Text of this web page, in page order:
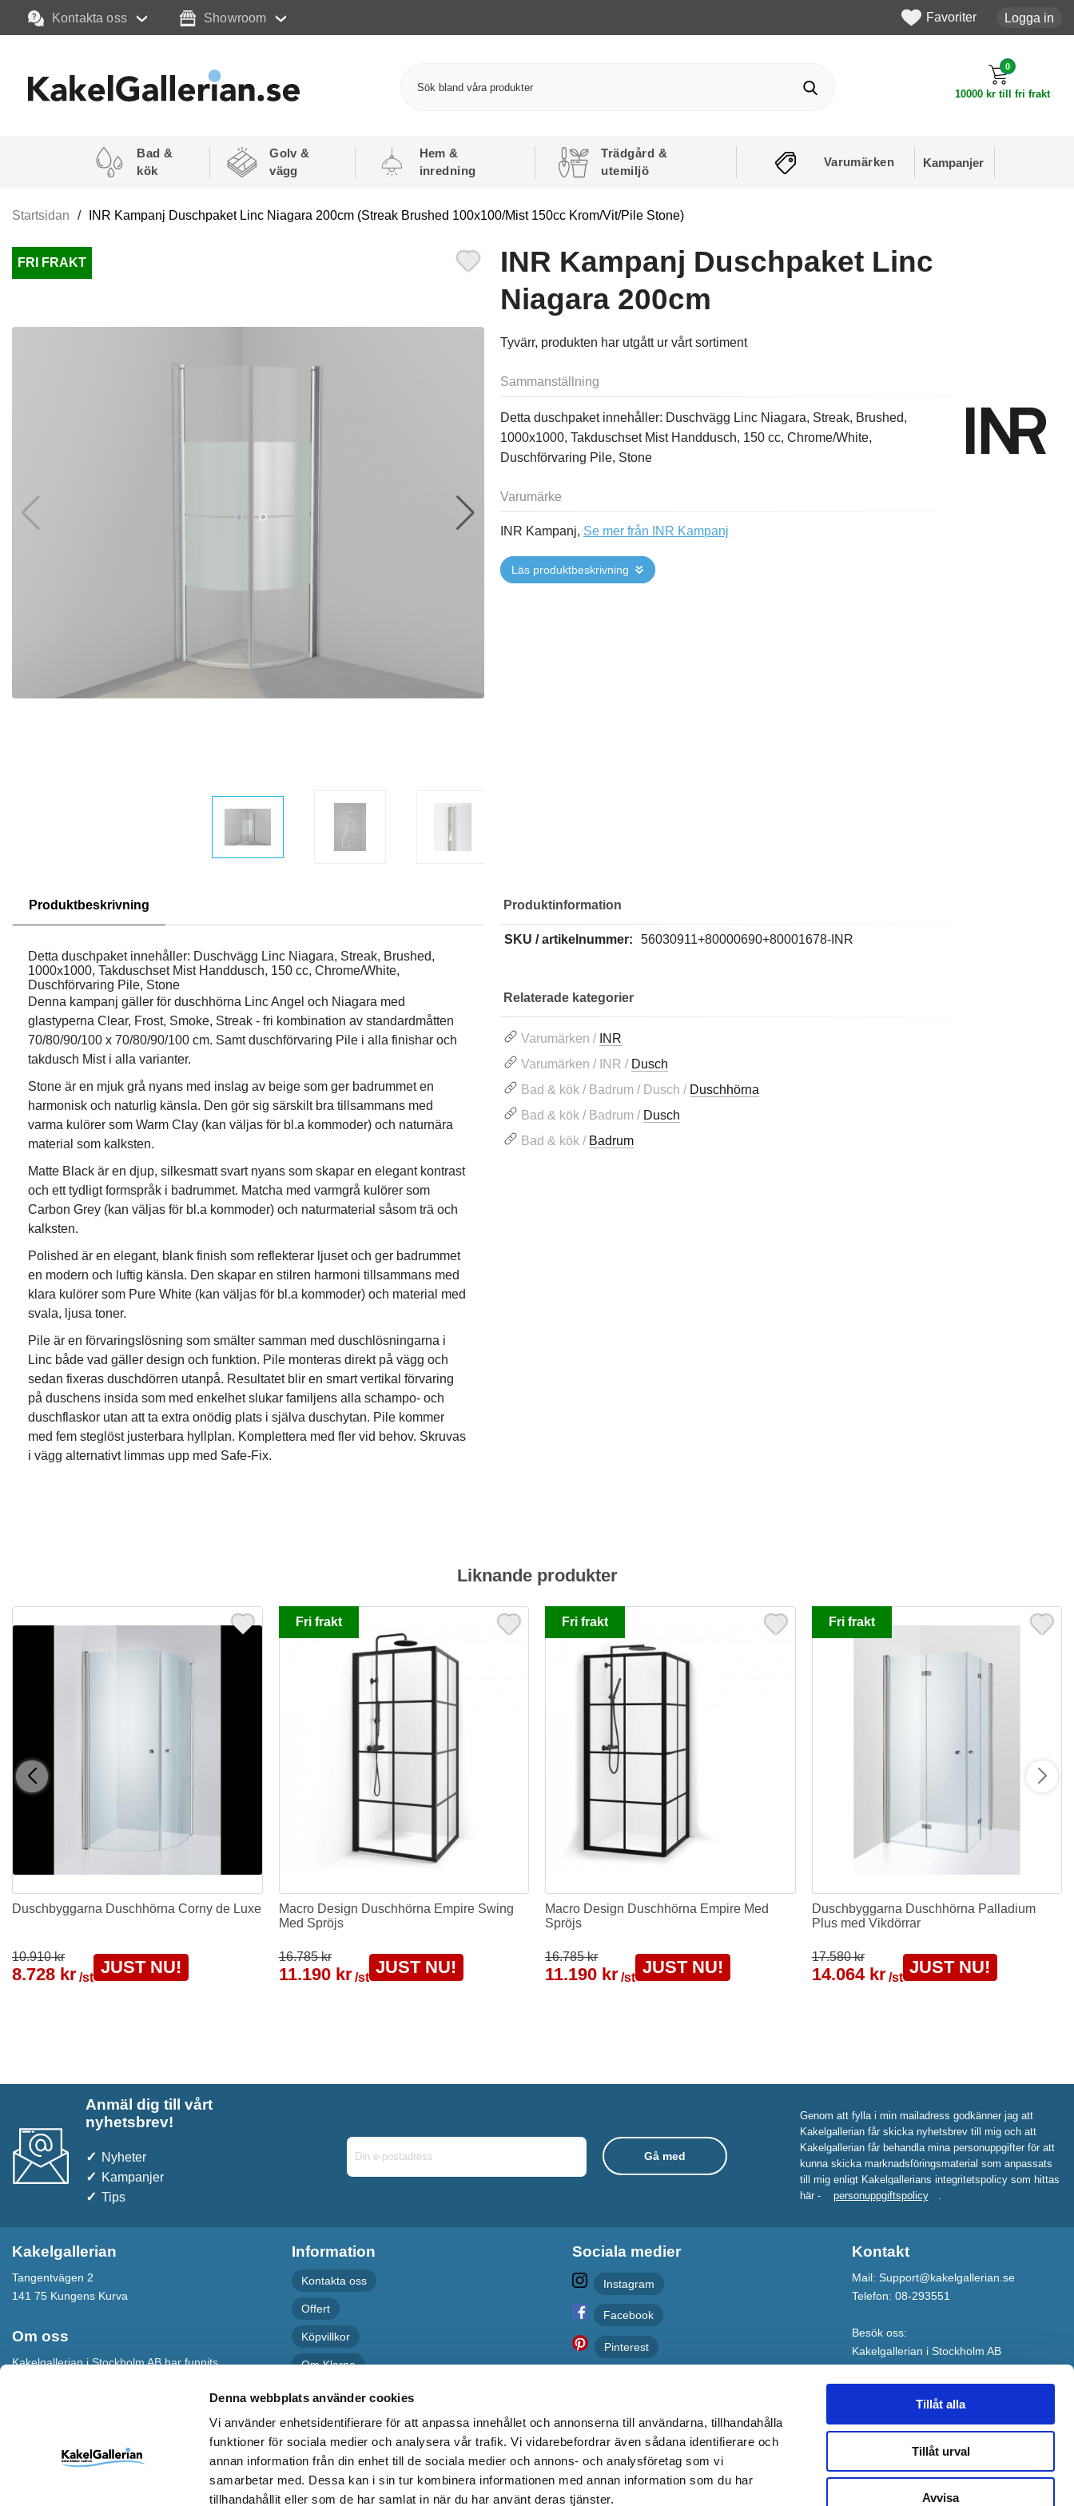
Denna webbplats använder cookies
Vi använder enhetsidentifierare för att anpassa innehållet och annonserna till användarna, tillhandahålla
funktioner för sociala medier och analysera vår trafik. Vi vidarebefordrar även sådana identifierare och
annan information från din enhet till de sociala medier och annons- och analysföretag som vi
samarbetar med. Dessa kan i sin tur kombinera informationen med annan information som du har
tillhandahållit eller som de har samlat in när du har använt deras tjänster.
Tillåt alla
Tillåt urval
Avvisa
Kontakta oss Showroom Favoriter Logga in
0
10000 kr till fri frakt
Bad &
kök
Golv &
vägg
Hem &
inredning
Trädgård &
utemiljö
Varumärken Kampanjer
Startsidan INR Kampanj Duschpaket Linc Niagara 200cm (Streak Brushed 100x100/Mist 150cc Krom/Vit/Pile Stone)
FRI FRAKT
INR Kampanj Duschpaket Linc
Niagara 200cm
Tyvärr, produkten har utgått ur vårt sortiment
Sammanställning
Detta duschpaket innehåller: Duschvägg Linc Niagara, Streak, Brushed,
1000x1000, Takduschset Mist Handdusch, 150 cc, Chrome/White,
Duschförvaring Pile, Stone
Varumärke
INR Kampanj, Se mer från INR Kampanj
Läs produktbeskrivning
Produktbeskrivning
Detta duschpaket innehåller: Duschvägg Linc Niagara, Streak, Brushed,
1000x1000, Takduschset Mist Handdusch, 150 cc, Chrome/White,
Duschförvaring Pile, Stone
Denna kampanj gäller för duschhörna Linc Angel och Niagara med
glastyperna Clear, Frost, Smoke, Streak - fri kombination av standardmåtten
70/80/90/100 x 70/80/90/100 cm. Samt duschförvaring Pile i alla finishar och
takdusch Mist i alla varianter.
Stone är en mjuk grå nyans med inslag av beige som ger badrummet en
harmonisk och naturlig känsla. Den gör sig särskilt bra tillsammans med
varma kulörer som Warm Clay (kan väljas för bl.a kommoder) och naturnära
material som kalksten.
Matte Black är en djup, silkesmatt svart nyans som skapar en elegant kontrast
och ett tydligt formspråk i badrummet. Matcha med varmgrå kulörer som
Carbon Grey (kan väljas för bl.a kommoder) och naturmaterial såsom trä och
kalksten.
Polished är en elegant, blank finish som reflekterar ljuset och ger badrummet
en modern och luftig känsla. Den skapar en stilren harmoni tillsammans med
klara kulörer som Pure White (kan väljas för bl.a kommoder) och material med
svala, ljusa toner.
Pile är en förvaringslösning som smälter samman med duschlösningarna i
Linc både vad gäller design och funktion. Pile monteras direkt på vägg och
sedan fixeras duschdörren utanpå. Resultatet blir en smart vertikal förvaring
på duschens insida som med enkelhet slukar familjens alla schampo- och
duschflaskor utan att ta extra onödig plats i själva duschytan. Pile kommer
med fem steglöst justerbara hyllplan. Komplettera med fler vid behov. Skruvas
i vägg alternativt limmas upp med Safe-Fix.
Produktinformation
SKU / artikelnummer: 56030911+80000690+80001678-INR
Relaterade kategorier
Varumärken / INR
Varumärken / INR / Dusch
Bad & kök / Badrum / Dusch / Duschhörna
Bad & kök / Badrum / Dusch
Bad & kök / Badrum
Liknande produkter
Duschbyggarna Duschhörna Corny de Luxe
10.910 kr
8.728 kr/st
JUST NU!
Macro Design Duschhörna Empire Swing
Med Spröjs
16.785 kr
11.190 kr /st
JUST NU!
Fri frakt
Macro Design Duschhörna Empire Med
Spröjs
16.785 kr
11.190 kr/st
JUST NU!
Fri frakt
Duschbyggarna Duschhörna Palladium
Plus med Vikdörrar
17.580 kr
14.064 kr /st
JUST NU!
Fri frakt
Anmäl dig till vårt
nyhetsbrev!
Nyheter
Kampanjer
Tips
Genom att fylla i min mailadress godkänner jag att
Kakelgallerian får skicka nyhetsbrev till mig och att
Kakelgallerian får behandla mina personuppgifter för att
kunna skicka marknadsföringsmaterial som anpassats
till mig enligt Kakelgallerians integritetspolicy som hittas
här -
personuppgiftspolicy
Kakelgallerian
Tangentvägen 2
141 75 Kungens Kurva
Om oss
Kakelgallerian i Stockholm AB har funnits
Information
Kontakta oss
Offert
Köpvillkor
Om Klarna
Integritetspolicy
Recensioner
Sociala medier
Instagram
Facebook
Pinterest
Kontakt
Mail: Support@kakelgallerian.se
Telefon: 08-293551
Besök oss:
Kakelgallerian i Stockholm AB
141 75 Kungens Kurva